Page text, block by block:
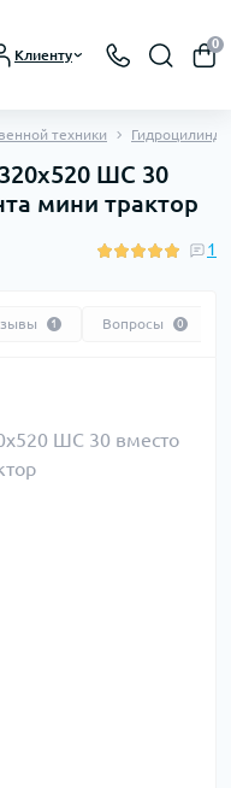
Клиенту
0
техники
ШС 30
мини трактор
1
1 Вопросы 0